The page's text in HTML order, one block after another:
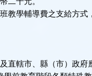
學輔導費之支給方式
直轄市、縣（市）政府